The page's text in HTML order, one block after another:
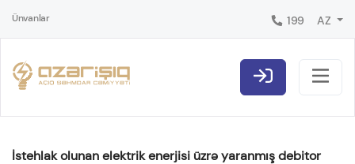
Ünvanlar 199 AZ
İstehlak olunan elektrik enerjisi üzrə yaranmış debitor